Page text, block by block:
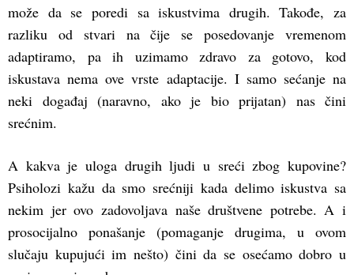
može da se poredi sa iskustvima drugih. Takođe, za
razliku od stvari na čije se posedovanje vremenom
adaptiramo, pa ih uzimamo zdravo za gotovo, kod
iskustava nema ove vrste adaptacije. I samo sećanje na
neki događaj (naravno, ako je bio prijatan) nas čini
srećnim.
A kakva je uloga drugih ljudi u sreći zbog kupovine?
Psiholozi kažu da smo srećniji kada delimo iskustva sa
nekim jer ovo zadovoljava naše društvene potrebe. A i
prosocijalno ponašanje (pomaganje drugima, u ovom
slučaju kupujući im nešto) čini da se osećamo dobro u